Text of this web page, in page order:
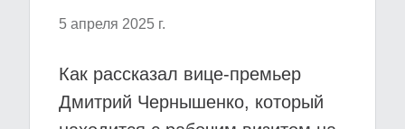
5 апреля 2025 г.
Как рассказал вице-премьер
Дмитрий Чернышенко, который